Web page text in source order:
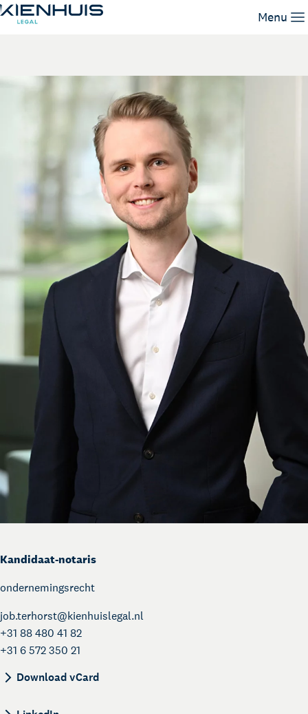
Menu
Expertises
Werken bij
Job ter Horst
Kandidaat-notaris
ondernemingsrecht
job.terhorst@kienhuislegal.nl
+31 88 480 41 82
+31 6 572 350 21
Download vCard